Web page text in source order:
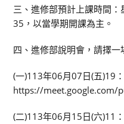
三、進修部預計上課時間
35，以當學期開課為主。
四、進修部說明會，請擇一
(一)113年06月07日(五)19
https://meet.google.com/
(二)113年06月15日(六)11